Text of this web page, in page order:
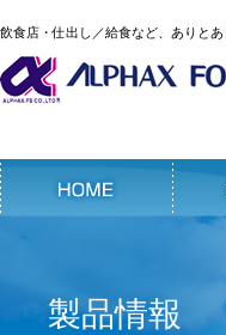
飲食店・仕出し／給食など、ありと
製品情報